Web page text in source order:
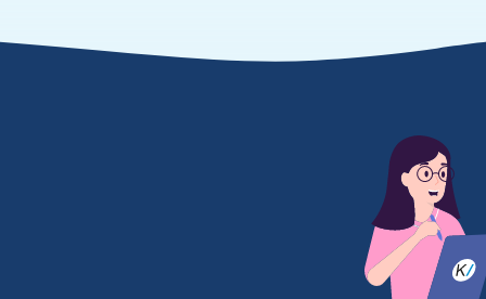
5.00
sehr freundliche und kompetente Art“